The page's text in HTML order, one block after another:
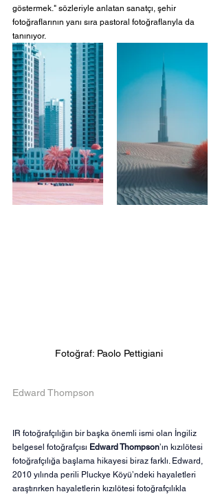
göstermek." sözleriyle anlatan sanatçı, şehir
fotoğraflarının yanı sıra pastoral fotoğraflarıyla da
tanınıyor.
Fotoğraf: Paolo Pettigiani
Edward Thompson
IR fotoğrafçılığın bir başka önemli ismi olan İngiliz
belgesel fotoğrafçısı Edward Thompson’ın kızılötesi
fotoğrafçılığa başlama hikayesi biraz farklı. Edward,
2010 yılında perili Pluckye Köyü’ndeki hayaletleri
araştırırken hayaletlerin kızılötesi fotoğrafçılıkla